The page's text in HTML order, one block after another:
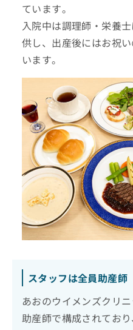
ています。
入院中は調理師・栄養
供し、出産後にはお祝
います。
スタッフは全員助産師
あおのウイメンズクリ
助産師で構成されてお